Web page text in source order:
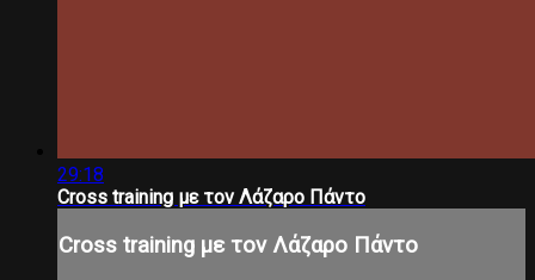
29:18
Cross training με τον Λάζαρο Πάντο
Cross training με τον Λάζαρο Πάντο